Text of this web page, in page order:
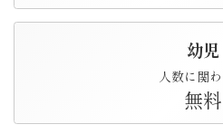
幼児
人数に関
無料